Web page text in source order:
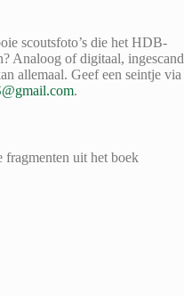
scoutsfoto’s die het HDB-
Analoog of digitaal, ingescand
allemaal. Geef een seintje via
@gmail.com.
uit het boek